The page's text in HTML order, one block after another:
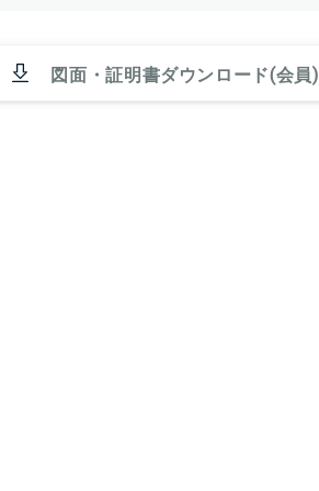
図面・証明書ダウンロード(会員)